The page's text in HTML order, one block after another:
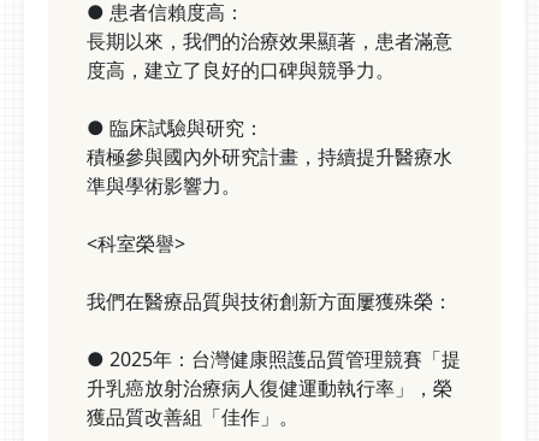
● 患者信賴度高：
長期以來，我們的治療效果顯著，患者滿意
度高，建立了良好的口碑與競爭力。
● 臨床試驗與研究：
積極參與國內外研究計畫，持續提升醫療水
準與學術影響力。
<科室榮譽>
我們在醫療品質與技術創新方面屢獲殊榮：
● 2025年：台灣健康照護品質管理競賽「提
升乳癌放射治療病人復健運動執行率」，榮
獲品質改善組「佳作」。